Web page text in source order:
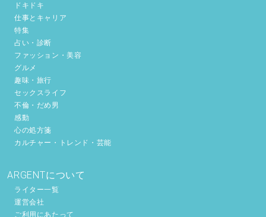
ドキドキ
仕事とキャリア
特集
占い・診断
ファッション・美容
グルメ
趣味・旅行
セックスライフ
不倫・だめ男
感動
心の処方箋
カルチャー・トレンド・芸能
ARGENTについて
ライター一覧
運営会社
ご利用にあたって